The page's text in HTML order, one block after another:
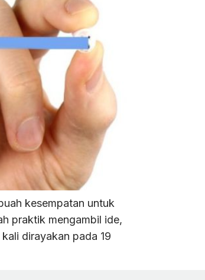
kesempatan untuk
praktik mengambil ide,
dirayakan pada 19